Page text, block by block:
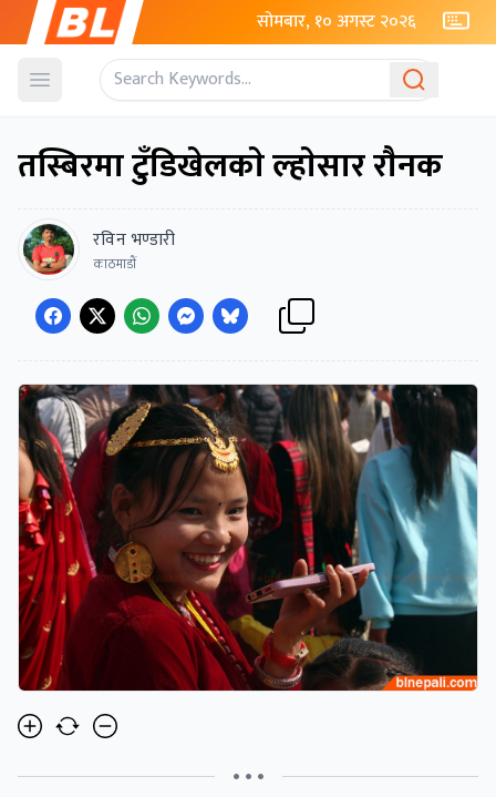
सोमबार, १० अगस्ट २०२६
Open menu
तस्बिरमा टुँडिखेलकाे ल्हाेसार राैनक
रविन भण्डारी
काठमाडाैं
• • •